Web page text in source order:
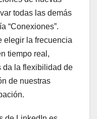
todas las demás
“Conexiones”.
elegir la frecuencia
tiempo real,
da la flexibilidad de
de nuestras